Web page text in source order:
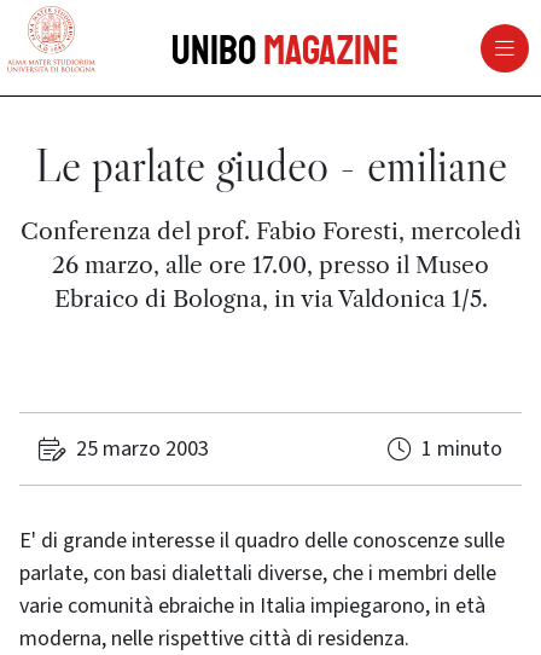
vai al contenuto della pagina
UniboMagazine
Le parlate giudeo - emiliane
Conferenza del prof. Fabio Foresti, mercoledì
26 marzo, alle ore 17.00, presso il Museo
Ebraico di Bologna, in via Valdonica 1/5.
25 marzo 2003 1 minuto
E' di grande interesse il quadro delle conoscenze sulle
parlate, con basi dialettali diverse, che i membri delle
varie comunità ebraiche in Italia impiegarono, in età
moderna, nelle rispettive città di residenza.